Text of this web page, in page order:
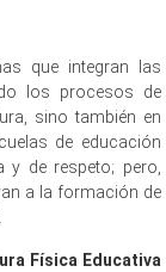
que integran las
los procesos de
sino también en
de educación
y de respeto; pero,
a la formación de
Física Educativa